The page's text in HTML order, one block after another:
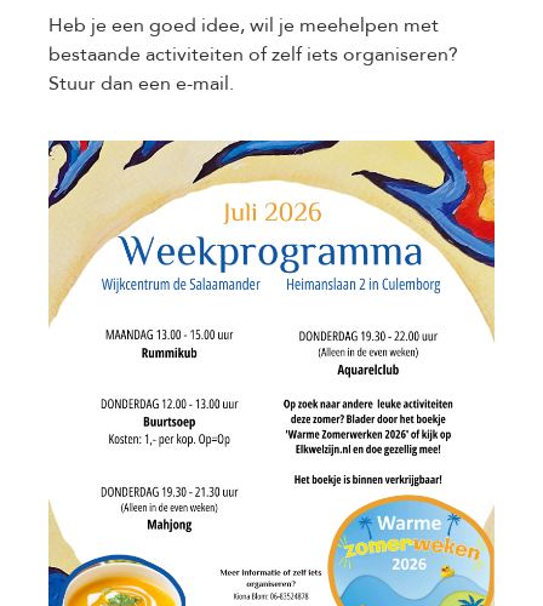
Heb je een goed idee, wil je meehelpen met
bestaande activiteiten of zelf iets organiseren?
Stuur dan een e-mail.